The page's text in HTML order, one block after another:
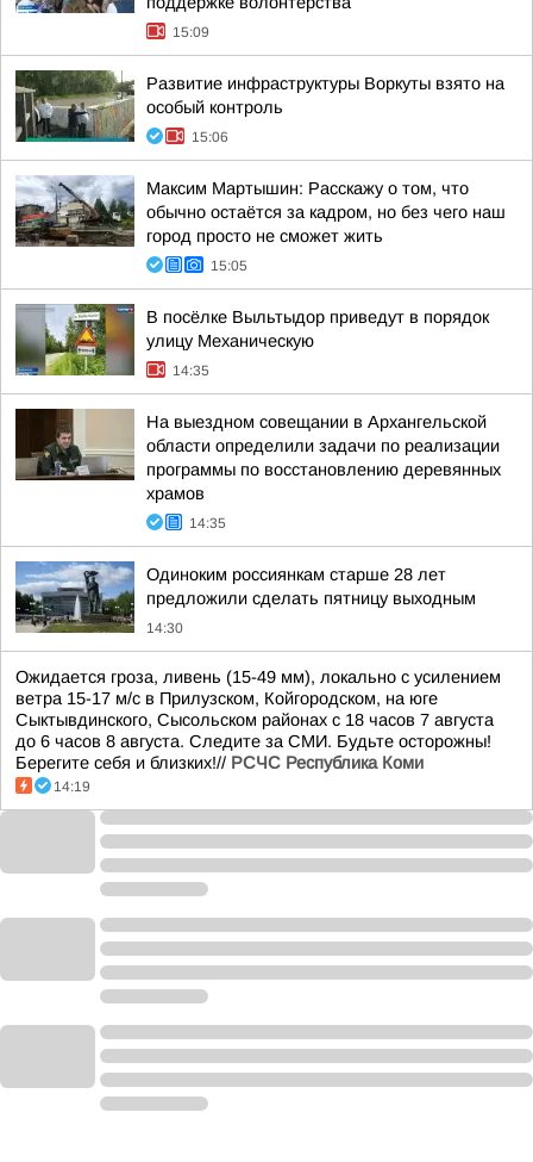
15:09
Развитие инфраструктуры Воркуты взято на
особый контроль
15:06
Максим Мартышин: Расскажу о том, что
обычно остаётся за кадром, но без чего наш
город просто не сможет жить
15:05
В посёлке Выльтыдор приведут в порядок
улицу Механическую
14:35
На выездном совещании в Архангельской
области определили задачи по реализации
программы по восстановлению деревянных
храмов
14:35
Одиноким россиянкам старше 28 лет
предложили сделать пятницу выходным
14:30
Ожидается гроза, ливень (15-49 мм), локально с усилением
ветра 15-17 м/с в Прилузском, Койгородском, на юге
Сыктывдинского, Сысольском районах с 18 часов 7 августа
до 6 часов 8 августа. Следите за СМИ. Будьте осторожны!
Берегите себя и близких!// РСЧС Республика Коми
14:19